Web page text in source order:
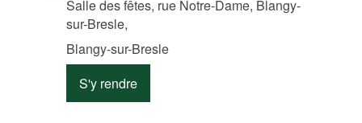
Salle des fêtes, rue Notre-Dame, Blangy-
sur-Bresle,
Blangy-sur-Bresle
S'y rendre